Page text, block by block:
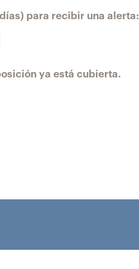
para recibir una alerta:
ya está cubierta.